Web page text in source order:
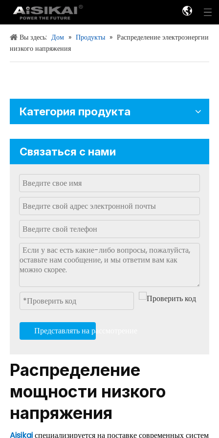
Вы здесь: Дом » Продукты » Распределение электроэнергии
низкого напряжения
Категория продукта
Связаться с нами
Представлять на рассмотрение
Распределение
мощности низкого
напряжения
Aisikaiспециализируется на поставке современных систем